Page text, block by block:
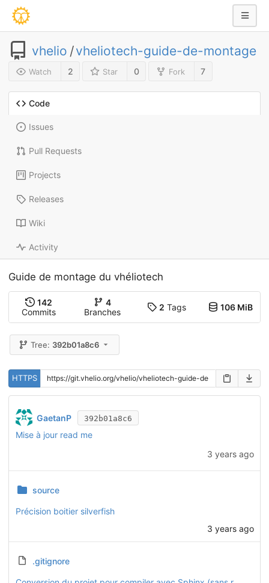
vhelio /vheliotech-guide-de-montage
Watch 2 Star 0 Fork 7
Code
Issues
Pull Requests
Projects
Releases
Wiki
Activity
Guide de montage du vhéliotech
142
Commits
4
Branches
2 Tags 106 MiB
Tree: 392b01a8c6
HTTPS
GaetanP 392b01a8c6
Mise à jour read me
3 years ago
source
Précision boitier silverfish
3 years ago
.gitignore